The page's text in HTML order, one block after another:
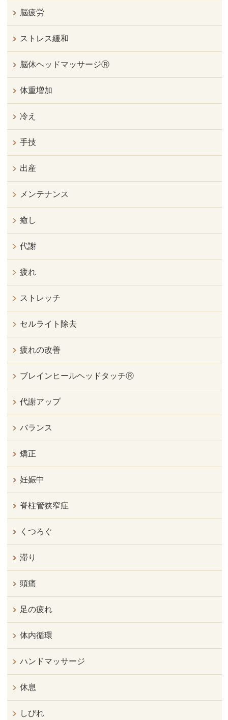
脳疲労
ストレス緩和
脳休ヘッドマッサージⓇ
体重増加
冷え
手技
出産
メンテナンス
癒し
代謝
疲れ
ストレッチ
セルライト除去
疲れの改善
ブレインヒールヘッドタッチⓇ
代謝アップ
バランス
矯正
妊娠中
脊柱管狭窄症
くつろぐ
滞り
頭痛
足の疲れ
体内循環
ハンドマッサージ
休息
しびれ